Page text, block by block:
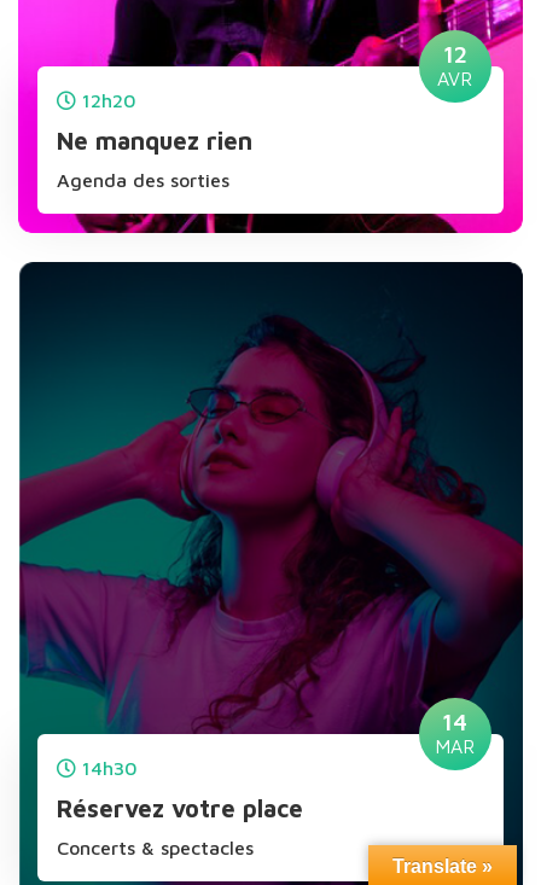
12h20
12
AVR
Ne manquez rien
Agenda des sorties
14h30
14
MAR
Réservez votre place
Concerts & spectacles
Translate »